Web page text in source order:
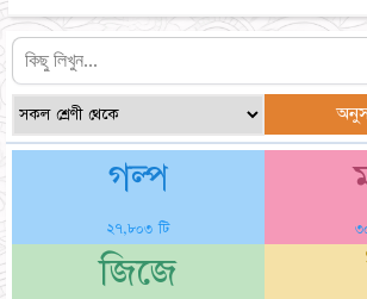
গল্প
২৭,৮০৩ টি
জিজে